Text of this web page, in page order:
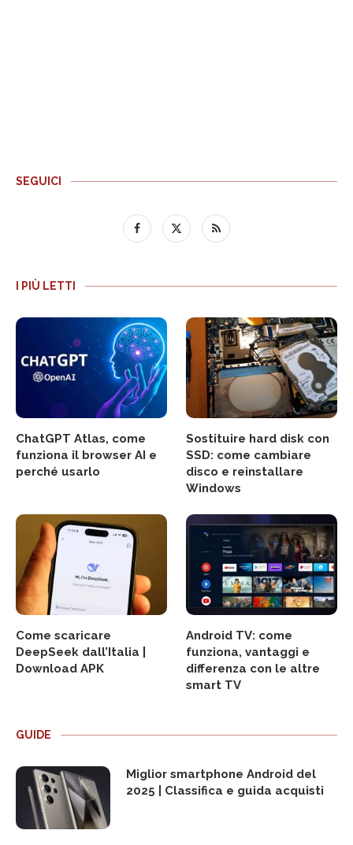
SEGUICI
I PIÙ LETTI
ChatGPT Atlas, come
funziona il browser AI e
perché usarlo
Sostituire hard disk con
SSD: come cambiare
disco e reinstallare
Windows
Come scaricare
DeepSeek dall’Italia |
Download APK
Android TV: come
funziona, vantaggi e
differenza con le altre
smart TV
GUIDE
Miglior smartphone Android del
2025 | Classifica e guida acquisti